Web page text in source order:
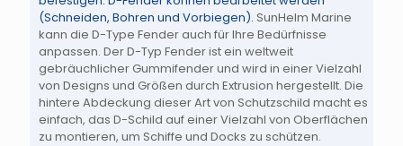
(Schneiden, Bohren und Vorbiegen). SunHelm Marine
kann die D-Type Fender auch für Ihre Bedürfnisse
anpassen. Der D-Typ Fender ist ein weltweit
gebräuchlicher Gummifender und wird in einer Vielzahl
von Designs und Größen durch Extrusion hergestellt. Die
hintere Abdeckung dieser Art von Schutzschild macht es
einfach, das D-Schild auf einer Vielzahl von Oberflächen
zu montieren, um Schiffe und Docks zu schützen.